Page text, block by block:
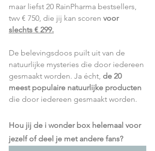
maar liefst 20 RainPharma bestsellers,
twv € 750, die jij kan scoren voor
slechts € 299.
De belevingsdoos puilt uit van de
natuurlijke mysteries die door iedereen
gesmaakt worden. Ja écht, de 20
meest populaire natuurlijke producten
die door iedereen gesmaakt worden.
Hou jij de i wonder box helemaal voor
jezelf of deel je met andere fans?